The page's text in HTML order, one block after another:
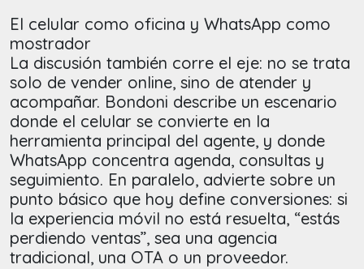
El celular como oficina y WhatsApp como
mostrador
La discusión también corre el eje: no se trata
solo de vender online, sino de atender y
acompañar. Bondoni describe un escenario
donde el celular se convierte en la
herramienta principal del agente, y donde
WhatsApp concentra agenda, consultas y
seguimiento. En paralelo, advierte sobre un
punto básico que hoy define conversiones: si
la experiencia móvil no está resuelta, “estás
perdiendo ventas”, sea una agencia
tradicional, una OTA o un proveedor.